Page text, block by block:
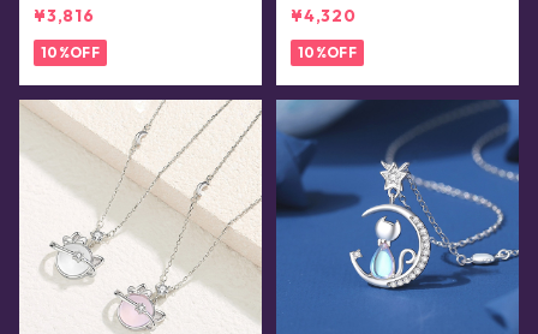
¥3,816
10%OFF
¥4,320
10%OFF